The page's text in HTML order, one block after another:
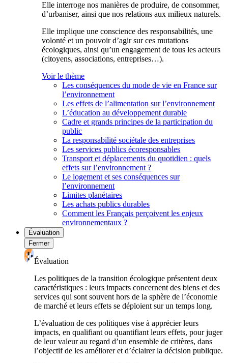
Elle interroge nos manières de produire, de consommer,
d’urbaniser, ainsi que nos relations aux milieux naturels.
Elle implique une conscience des responsabilités, une
volonté et un pouvoir d’agir sur ces mutations
écologiques, ainsi qu’un engagement de tous les acteurs
(citoyens, associations, entreprises…).
Voir le thème
Les conséquences du mode de vie en France sur
l’environnement
Les effets de l’alimentation sur l’environnement
L’éducation au développement durable
Cadre et grands principes de la participation du
public
La responsabilité sociétale des entreprises
Les services publics écoresponsables
Transport et déplacements du quotidien : quels
effets sur l’environnement ?
Le logement et ses conséquences sur
l’environnement
Limites planétaires
Les achats publics durables
Comment les Français perçoivent les enjeux
environnementaux ?
Évaluation
Fermer
Évaluation
Les politiques de la transition écologique présentent deux
caractéristiques : leurs impacts concernent des biens et des
services qui sont souvent hors de la sphère de l’économie
de marché et leurs effets se déploient sur un temps long.
L’évaluation de ces politiques vise à apprécier leurs
impacts, en qualifiant ou quantifiant leurs effets, pour juger
de leur valeur au regard d’un ensemble de critères, dans
l’objectif de les améliorer et d’éclairer la décision publique.